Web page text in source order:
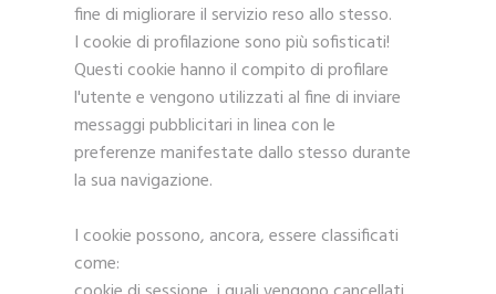
fine di migliorare il servizio reso allo stesso.
I cookie di profilazione sono più sofisticati!
Questi cookie hanno il compito di profilare
l'utente e vengono utilizzati al fine di inviare
messaggi pubblicitari in linea con le
preferenze manifestate dallo stesso durante
la sua navigazione.
I cookie possono, ancora, essere classificati
come: